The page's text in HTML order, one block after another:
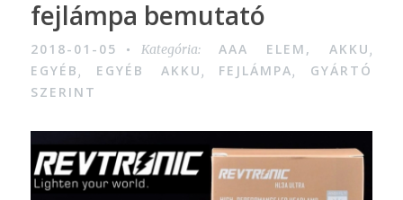
fejlámpa bemutató
2018-01-05 Kategória: AAA ELEM, AKKU,
EGYÉB, EGYÉB AKKU, FEJLÁMPA, GYÁRTÓ
SZERINT